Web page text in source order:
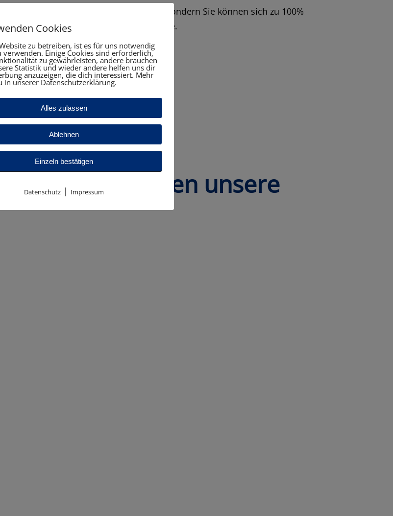
Dies ist kein leeres Versprechen, sondern Sie können sich zu 100%
Kunden nämlich an oberster Stelle.
wir Ihnen
bieten wir Ihnen unsere
Cookies
zu betreiben, ist es für uns notwendig
verwenden. Einige Cookies sind erforderlich,
zu gewährleisten, andere brauchen
Statistik und wieder andere helfen uns dir
anzuzeigen, die dich interessiert. Mehr
in unserer Datenschutzerklärung.
Alles zulassen
Ablehnen
Einzeln bestätigen
Datenschutz| Impressum